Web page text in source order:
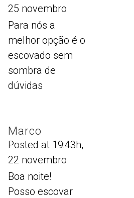
25 novembro
Para nós a
melhor opção é o
escovado sem
sombra de
dúvidas
Marco
Posted at 19:43h,
22 novembro
Boa noite!
Posso escovar